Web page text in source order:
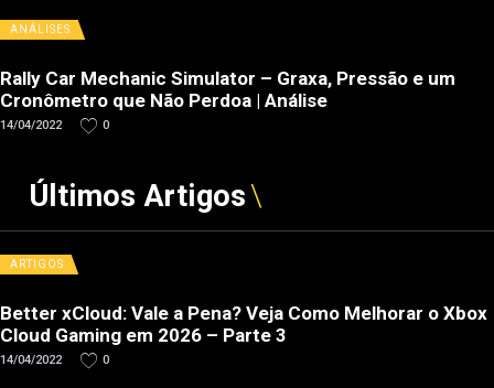
ANÁLISES
Rally Car Mechanic Simulator – Graxa, Pressão e um
Cronômetro que Não Perdoa | Análise
14/04/2022 0
Últimos Artigos
ARTIGOS
Better xCloud: Vale a Pena? Veja Como Melhorar o Xbox
Cloud Gaming em 2026 – Parte 3
14/04/2022 0